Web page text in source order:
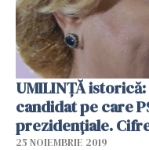
UMILINȚĂ istorică:
candidat pe care
prezidențiale.
25 NOIEMBRIE 2019